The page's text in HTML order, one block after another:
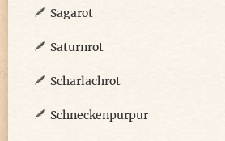
Sagarot
Saturnrot
Scharlachrot
Schneckenpurpur